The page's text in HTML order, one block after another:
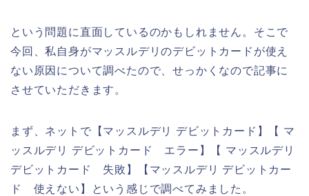
という問題に直面しているのかもしれません。そこで
今回、私自身がマッスルデリのデビットカードが使え
ない原因について調べたので、せっかくなので記事に
させていただきます。
まず、ネットで【マッスルデリ デビットカード】【 マ
ッスルデリ デビットカード エラー】【 マッスルデリ
デビットカード 失敗】【マッスルデリ デビットカー
ド 使えない】という感じで調べてみました。